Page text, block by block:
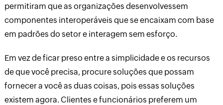
permitiram que as organizações desenvolvessem
componentes interoperáveis que se encaixam com base
em padrões do setor e interagem sem esforço.
Em vez de ficar preso entre a simplicidade e os recursos
de que você precisa, procure soluções que possam
fornecer a você as duas coisas, pois essas soluções
existem agora. Clientes e funcionários preferem um